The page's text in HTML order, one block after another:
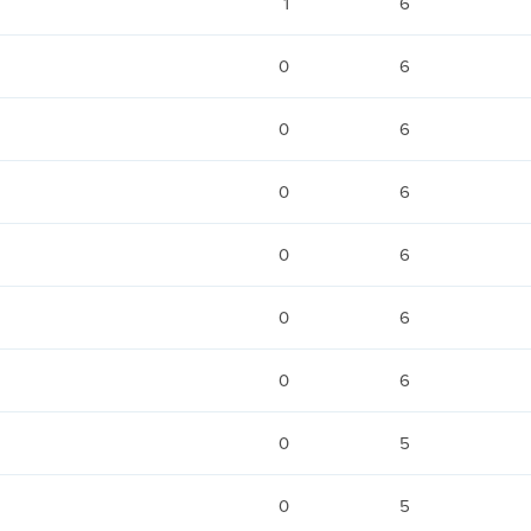
0 6
0 6
0 6
0 6
0 6
0 6
0 5
0 5